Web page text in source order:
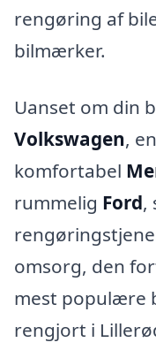
rengøring af
bilmærker.
Uanset om din
Volkswagen,
komfortabel
rummelig Ford,
omsorg, den
mest populære
rengjort i